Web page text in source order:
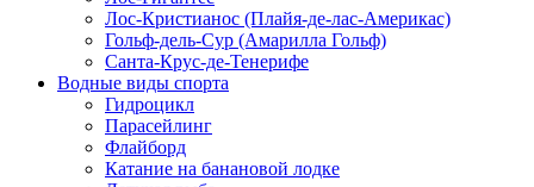
Лос-Кристианос (Плайя-де-лас-Америкас)
Гольф-дель-Сур (Амарилла Гольф)
Санта-Крус-де-Тенерифе
Водные виды спорта
Гидроцикл
Парасейлинг
Флайборд
Катание на банановой лодке